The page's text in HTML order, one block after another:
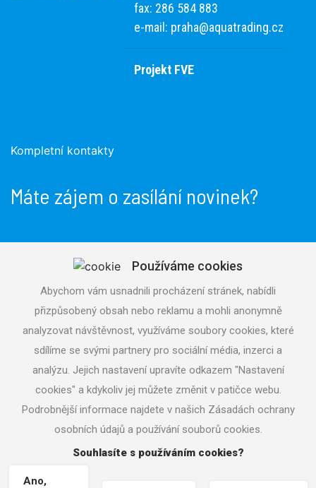
fax: 286 584 883
e-mail: praha@aquatrading.cz
Projekt FVE
Kompletní kontakty
Máte zájem o zasílání novinek?
Souhlasím sezpracováním osobních údajů
Copyright © 2026 aquatrading.cz
Nastavení cookies| Tvorba www stránek Machin.cz
Vrácení zboží / Odstoupení od smlouvy
Používáme cookies
Abychom vám usnadnili procházení stránek, nabídli
přizpůsobený obsah nebo reklamu a mohli anonymně
analyzovat návštěvnost, využíváme soubory cookies, které
sdílíme se svými partnery pro sociální média, inzerci a
analýzu. Jejich nastavení upravíte odkazem "Nastavení
cookies" a kdykoliv jej můžete změnit v patičce webu.
Podrobnější informace najdete v našich Zásadách ochrany
osobních údajů a používání souborů cookies.
Souhlasíte s používáním cookies?
Ano,